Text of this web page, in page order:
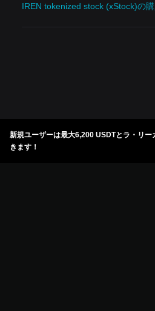
IREN tokenized stock (xStock)の
新規ユーザーは最大6,200 USDTとラ・リー
きます！